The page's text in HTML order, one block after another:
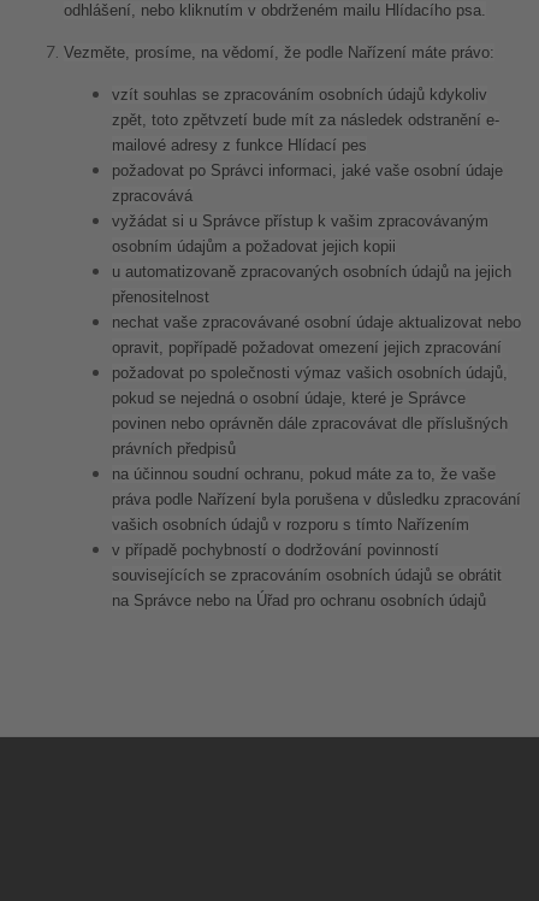
odhlášení, nebo kliknutím v obdrženém mailu Hlídacího psa.
Vezměte, prosíme, na vědomí, že podle Nařízení máte právo:
vzít souhlas se zpracováním osobních údajů kdykoliv
zpět, toto zpětvzetí bude mít za následek odstranění e-
mailové adresy z funkce Hlídací pes
požadovat po Správci informaci, jaké vaše osobní údaje
zpracovává
vyžádat si u Správce přístup k vašim zpracovávaným
osobním údajům a požadovat jejich kopii
u automatizovaně zpracovaných osobních údajů na jejich
přenositelnost
nechat vaše zpracovávané osobní údaje aktualizovat nebo
opravit, popřípadě požadovat omezení jejich zpracování
požadovat po společnosti výmaz vašich osobních údajů,
pokud se nejedná o osobní údaje, které je Správce
povinen nebo oprávněn dále zpracovávat dle příslušných
právních předpisů
na účinnou soudní ochranu, pokud máte za to, že vaše
práva podle Nařízení byla porušena v důsledku zpracování
vašich osobních údajů v rozporu s tímto Nařízením
v případě pochybností o dodržování povinností
souvisejících se zpracováním osobních údajů se obrátit
na Správce nebo na Úřad pro ochranu osobních údajů